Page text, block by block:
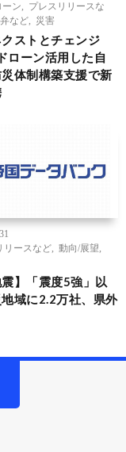
ーン
プレスリリースな
など 災害
ストとチェンジ
ローン活用した自
体制構築支援で新
リースなど
動向/展望
震】「震度5強」以
地域に2.2万社、県外